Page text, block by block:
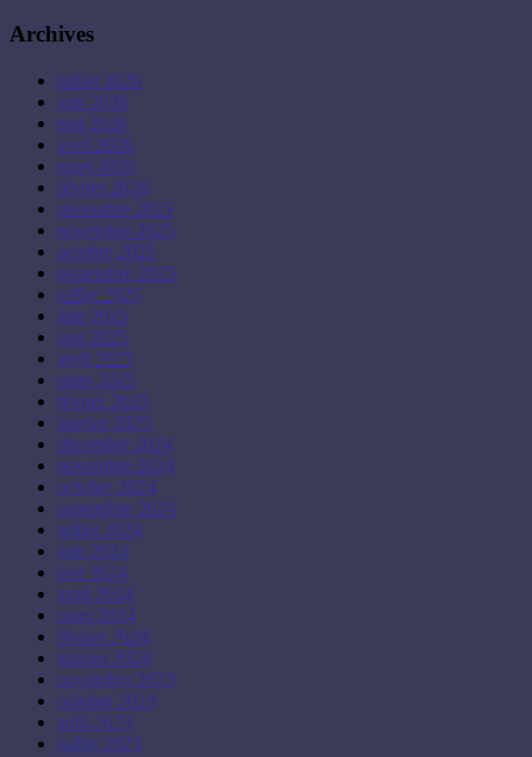
Archives
juillet 2026
juin 2026
mai 2026
avril 2026
mars 2026
février 2026
décembre 2025
novembre 2025
octobre 2025
septembre 2025
juillet 2025
juin 2025
mai 2025
avril 2025
mars 2025
février 2025
janvier 2025
décembre 2024
novembre 2024
octobre 2024
septembre 2024
juillet 2024
juin 2024
mai 2024
avril 2024
mars 2024
février 2024
janvier 2024
novembre 2023
octobre 2023
août 2023
juillet 2023